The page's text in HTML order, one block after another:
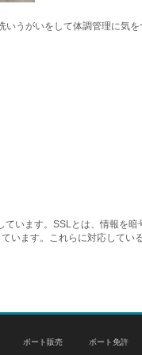
うがいをして体調管理に気を
います。SSLとは、情報を
います。これらに対応して
ボート販売 ボート免許